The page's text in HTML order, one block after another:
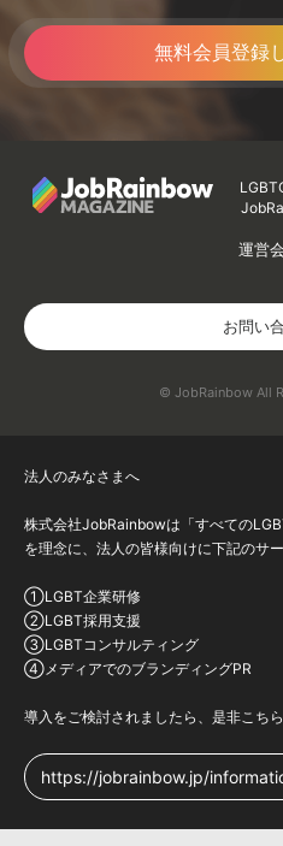
無料会員登録
運営
お問い
© JobRainbow All
法人のみなさまへ
株式会社JobRainbowは「すべての
を理念に、法人の皆様向けに下記のサ
①LGBT企業研修
②LGBT採用支援
③LGBTコンサルティング
④メディアでのブランディングPR
導入をご検討されましたら、是非こち
https://jobrainbow.jp/